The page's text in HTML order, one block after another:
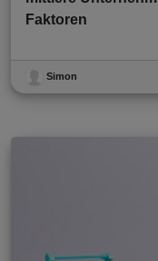
Faktoren
Simon